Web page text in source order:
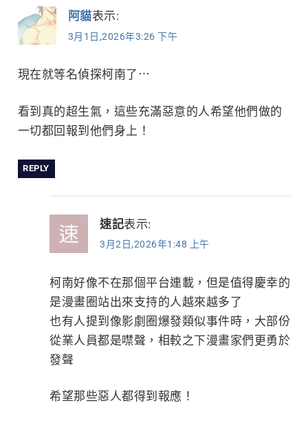
阿貓表示:
3月1日,2026年3:26 下午
現在就等名偵探柯南了⋯
看到真的超生氣，這些充滿惡意的人希望他們做的
一切都回報到他們身上！
REPLY
速記表示:
3月2日,2026年1:48 上午
柯南好像不在那個平台連載，但是值得慶幸的
是漫畫圈站出來支持的人越來越多了
也有人提到像影劇圈爆發類似事件時，大部份
從業人員都是噤聲，相較之下漫畫家們更勇於
發聲
希望那些惡人都得到報應！